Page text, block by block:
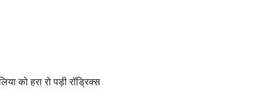
को हरा रो पड़ी रॉड्रिक्स